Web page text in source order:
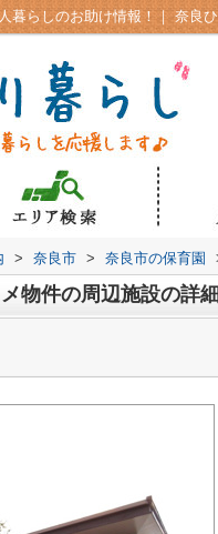
> 奈良市 > 奈良市の保育園
物件の周辺施設の詳